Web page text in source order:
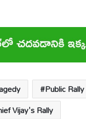
Public Rally
Vijay's Rally